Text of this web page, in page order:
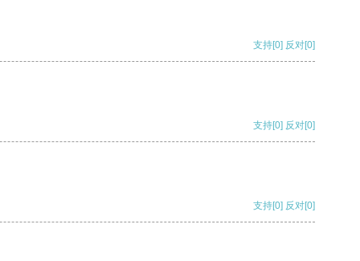
支持[0] 反对[0]
支持[0] 反对[0]
支持[0] 反对[0]